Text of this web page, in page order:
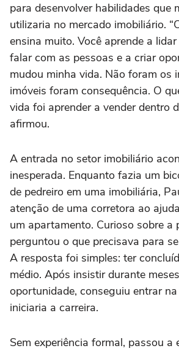
para desenvolver habilidades que
utilizaria no mercado imobiliário.
ensina muito. Você aprende a
falar com as pessoas e a criar
mudou minha vida. Não foram os
imóveis foram consequência. O
vida foi aprender a vender dentro
afirmou.
A entrada no setor imobiliário
inesperada. Enquanto fazia um
de pedreiro em uma imobiliária,
atenção de uma corretora ao
um apartamento. Curioso sobre a
perguntou o que precisava para
A resposta foi simples: ter
médio. Após insistir durante
oportunidade, conseguiu entrar
iniciaria a carreira.
Sem experiência formal, passou a